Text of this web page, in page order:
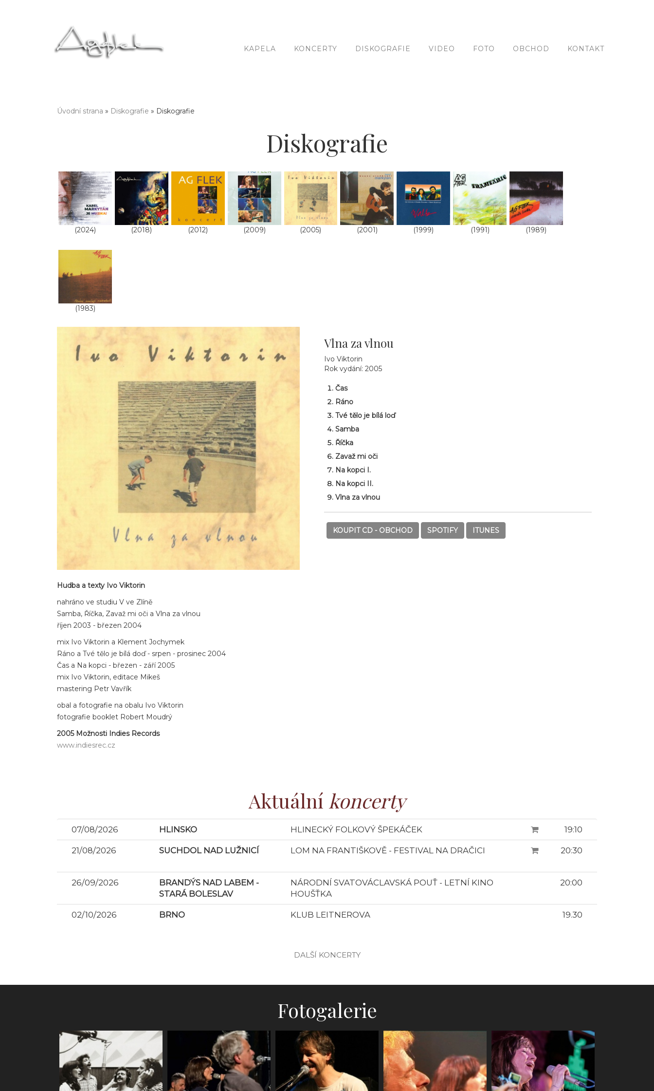
KAPELA KONCERTY DISKOGRAFIE VIDEO FOTO OBCHOD KONTAKT
Jste zde
Úvodní strana » Diskografie » Diskografie
Diskografie
(2024) (2018) (2012) (2009) (2005) (2001) (1999) (1991) (1989)
(1983)
Vlna za vlnou
Ivo Viktorin
Rok vydání: 2005
Čas
Ráno
Tvé tělo je bílá loď
Samba
Říčka
Zavaž mi oči
Na kopci I.
Na kopci II.
Vlna za vlnou
KOUPIT CD - OBCHOD SPOTIFY ITUNES
Hudba a texty Ivo Viktorin
nahráno ve studiu V ve Zlíně
Samba, Říčka, Zavaž mi oči a Vlna za vlnou
říjen 2003 - březen 2004
mix Ivo Viktorin a Klement Jochymek
Ráno a Tvé tělo je bílá doď - srpen - prosinec 2004
Čas a Na kopci - březen - září 2005
mix Ivo Viktorin, editace Mikeš
mastering Petr Vavřík
obal a fotografie na obalu Ivo Viktorin
fotografie booklet Robert Moudrý
2005 Možnosti Indies Records
www.indiesrec.cz
Aktuální koncerty
07/08/2026 HLINSKO HLINECKÝ FOLKOVÝ ŠPEKÁČEK 19:10
21/08/2026 SUCHDOL NAD LUŽNICÍ LOM NA FRANTIŠKOVĚ - FESTIVAL NA DRAČICI 20:30
26/09/2026
BRANDÝS NAD LABEM -
STARÁ BOLESLAV
NÁRODNÍ SVATOVÁCLAVSKÁ POUŤ - LETNÍ KINO
HOUŠŤKA
20:00
02/10/2026 BRNO KLUB LEITNEROVA 19.30
DALŠÍ KONCERTY
Fotogalerie
Foto archiv
Ag Flek,
Praha KC
AG Flek